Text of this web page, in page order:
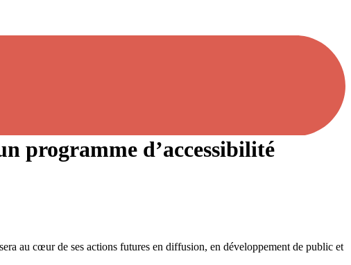
programme d’accessibilité
au cœur de ses actions futures en diffusion, en développement de public et